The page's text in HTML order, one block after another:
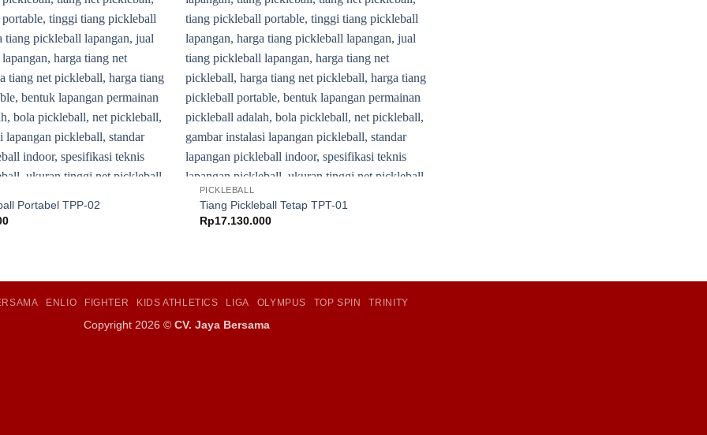
Portabel TPP-02
PICKLEBALL
Tiang Pickleball Tetap TPT-01
Rp17.130.000
ENLIO FIGHTER KIDS ATHLETICS LIGA OLYMPUS TOP SPIN TRINITY
Copyright 2026 © CV. Jaya Bersama